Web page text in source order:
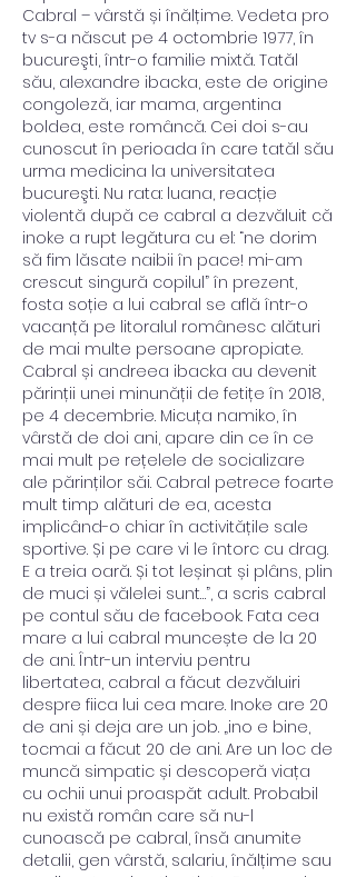
Cabral – vârstă și înălțime. Vedeta pro
tv s-a născut pe 4 octombrie 1977, în
bucureşti, într-o familie mixtă. Tatăl
său, alexandre ibacka, este de origine
congoleză, iar mama, argentina
boldea, este româncă. Cei doi s-au
cunoscut în perioada în care tatăl său
urma medicina la universitatea
bucureşti. Nu rata: luana, reacție
violentă după ce cabral a dezvăluit că
inoke a rupt legătura cu el: “ne dorim
să fim lăsate naibii în pace! mi-am
crescut singură copilul” în prezent,
fosta soție a lui cabral se află într-o
vacanță pe litoralul românesc alături
de mai multe persoane apropiate.
Cabral și andreea ibacka au devenit
părinții unei minunății de fetițe în 2018,
pe 4 decembrie. Micuța namiko, în
vârstă de doi ani, apare din ce în ce
mai mult pe rețelele de socializare
ale părinților săi. Cabral petrece foarte
mult timp alături de ea, acesta
implicând-o chiar în activitățile sale
sportive. Și pe care vi le întorc cu drag.
E a treia oară. Și tot leșinat și plâns, plin
de muci și vălelei sunt…”, a scris cabral
pe contul său de facebook. Fata cea
mare a lui cabral muncește de la 20
de ani. Într-un interviu pentru
libertatea, cabral a făcut dezvăluiri
despre fiica lui cea mare. Inoke are 20
de ani și deja are un job. „ino e bine,
tocmai a făcut 20 de ani. Are un loc de
muncă simpatic și descoperă viața
cu ochii unui proaspăt adult. Probabil
nu există român care să nu-l
cunoască pe cabral, însă anumite
detalii, gen vârstă, salariu, înălțime sau